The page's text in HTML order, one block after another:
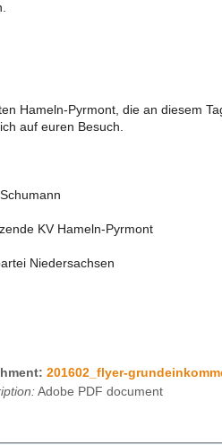
Hameln-Pyrmont, die an diesem
auf euren Besuch.
KV Hameln-Pyrmont
Niedersachsen
201602_flyer-
Adobe PDF document